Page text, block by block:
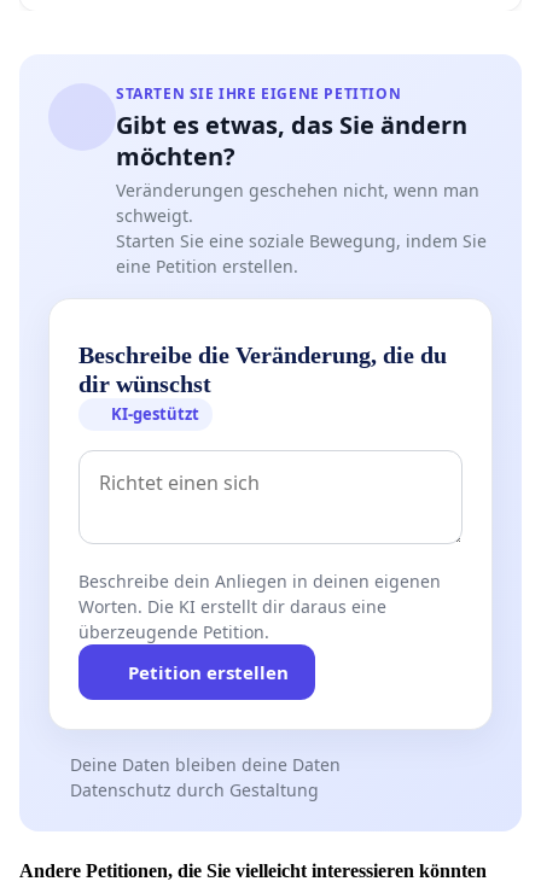
STARTEN SIE IHRE EIGENE PETITION
Gibt es etwas, das Sie ändern
möchten?
Veränderungen geschehen nicht, wenn man
schweigt.
Starten Sie eine soziale Bewegung, indem Sie
eine Petition erstellen.
Beschreibe die Veränderung, die du
dir wünschst
KI-gestützt
Beschreibe dein Anliegen in deinen eigenen
Worten. Die KI erstellt dir daraus eine
überzeugende Petition.
Petition erstellen
Deine Daten bleiben deine Daten
Datenschutz durch Gestaltung
Andere Petitionen, die Sie vielleicht interessieren könnten